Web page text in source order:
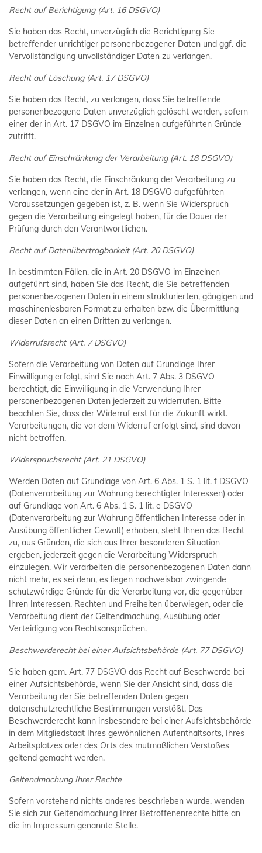
Recht auf Berichtigung (Art. 16 DSGVO)
Sie haben das Recht, unverzüglich die Berichtigung Sie
betreffender unrichtiger personenbezogener Daten und ggf. die
Vervollständigung unvollständiger Daten zu verlangen.
Recht auf Löschung (Art. 17 DSGVO)
Sie haben das Recht, zu verlangen, dass Sie betreffende
personenbezogene Daten unverzüglich gelöscht werden, sofern
einer der in Art. 17 DSGVO im Einzelnen aufgeführten Gründe
zutrifft.
Recht auf Einschränkung der Verarbeitung (Art. 18 DSGVO)
Sie haben das Recht, die Einschränkung der Verarbeitung zu
verlangen, wenn eine der in Art. 18 DSGVO aufgeführten
Voraussetzungen gegeben ist, z. B. wenn Sie Widerspruch
gegen die Verarbeitung eingelegt haben, für die Dauer der
Prüfung durch den Verantwortlichen.
Recht auf Datenübertragbarkeit (Art. 20 DSGVO)
In bestimmten Fällen, die in Art. 20 DSGVO im Einzelnen
aufgeführt sind, haben Sie das Recht, die Sie betreffenden
personenbezogenen Daten in einem strukturierten, gängigen und
maschinenlesbaren Format zu erhalten bzw. die Übermittlung
dieser Daten an einen Dritten zu verlangen.
Widerrufsrecht (Art. 7 DSGVO)
Sofern die Verarbeitung von Daten auf Grundlage Ihrer
Einwilligung erfolgt, sind Sie nach Art. 7 Abs. 3 DSGVO
berechtigt, die Einwilligung in die Verwendung Ihrer
personenbezogenen Daten jederzeit zu widerrufen. Bitte
beachten Sie, dass der Widerruf erst für die Zukunft wirkt.
Verarbeitungen, die vor dem Widerruf erfolgt sind, sind davon
nicht betroffen.
Widerspruchsrecht (Art. 21 DSGVO)
Werden Daten auf Grundlage von Art. 6 Abs. 1 S. 1 lit. f DSGVO
(Datenverarbeitung zur Wahrung berechtigter Interessen) oder
auf Grundlage von Art. 6 Abs. 1 S. 1 lit. e DSGVO
(Datenverarbeitung zur Wahrung öffentlichen Interesse oder in
Ausübung öffentlicher Gewalt) erhoben, steht Ihnen das Recht
zu, aus Gründen, die sich aus Ihrer besonderen Situation
ergeben, jederzeit gegen die Verarbeitung Widerspruch
einzulegen. Wir verarbeiten die personenbezogenen Daten dann
nicht mehr, es sei denn, es liegen nachweisbar zwingende
schutzwürdige Gründe für die Verarbeitung vor, die gegenüber
Ihren Interessen, Rechten und Freiheiten überwiegen, oder die
Verarbeitung dient der Geltendmachung, Ausübung oder
Verteidigung von Rechtsansprüchen.
Beschwerderecht bei einer Aufsichtsbehörde (Art. 77 DSGVO)
Sie haben gem. Art. 77 DSGVO das Recht auf Beschwerde bei
einer Aufsichtsbehörde, wenn Sie der Ansicht sind, dass die
Verarbeitung der Sie betreffenden Daten gegen
datenschutzrechtliche Bestimmungen verstößt. Das
Beschwerderecht kann insbesondere bei einer Aufsichtsbehörde
in dem Mitgliedstaat Ihres gewöhnlichen Aufenthaltsorts, Ihres
Arbeitsplatzes oder des Orts des mutmaßlichen Verstoßes
geltend gemacht werden.
Geltendmachung Ihrer Rechte
Sofern vorstehend nichts anderes beschrieben wurde, wenden
Sie sich zur Geltendmachung Ihrer Betroffenenrechte bitte an
die im Impressum genannte Stelle.